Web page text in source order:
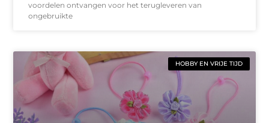
voordelen ontvangen voor het terugleveren van
ongebruikte
HOBBY EN VRIJE TIJD